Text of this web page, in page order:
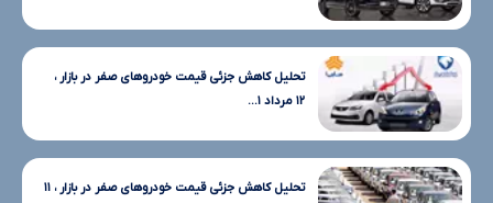
تحلیل کاهش جزئی قیمت خودروهای صفر در بازار ،
۱۲ مرداد ۱...
تحلیل کاهش جزئی قیمت خودروهای صفر در بازار ، ۱۱